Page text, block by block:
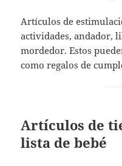
Artículos de
actividades, andador,
mordedor. Estos
como regalos de
Artículos de
lista de bebé